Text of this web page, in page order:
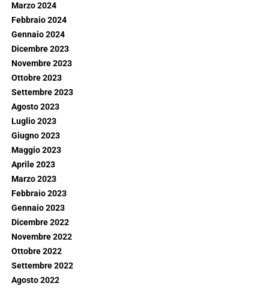
Marzo 2024
Febbraio 2024
Gennaio 2024
Dicembre 2023
Novembre 2023
Ottobre 2023
Settembre 2023
Agosto 2023
Luglio 2023
Giugno 2023
Maggio 2023
Aprile 2023
Marzo 2023
Febbraio 2023
Gennaio 2023
Dicembre 2022
Novembre 2022
Ottobre 2022
Settembre 2022
Agosto 2022